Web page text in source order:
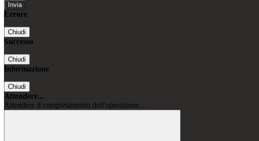
Errore
Chiudi
Successo
Chiudi
Informazione
Chiudi
Attendere...
Attendere il completamento dell'operazione...